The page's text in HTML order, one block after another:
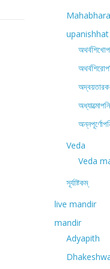
upanishhat
অদ্বয়তারক
Veda
Veda
সূর্যাষ্টকম্
live mandir
mandir
Adyapith